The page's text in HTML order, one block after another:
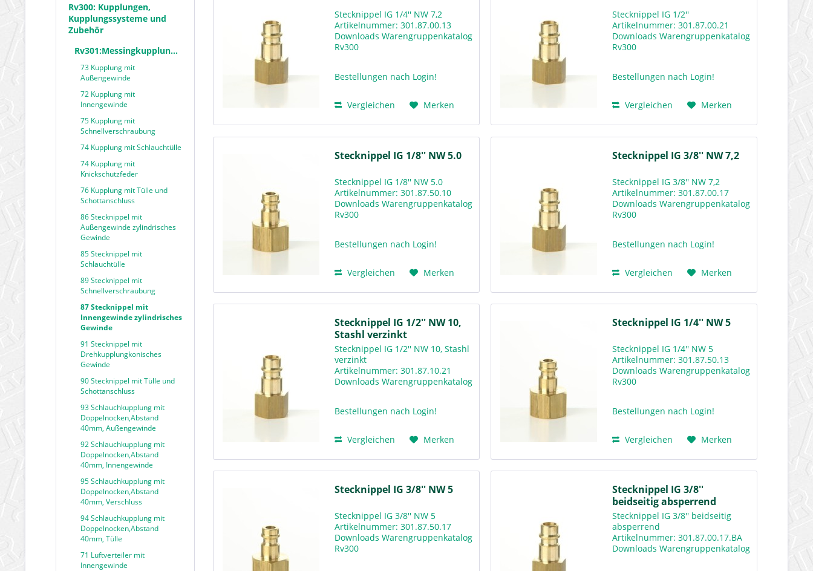
Rv300: Kupplungen,
Kupplungssysteme und
Zubehör
Rv301:Messingkupplungen
73 Kupplung mit
Außengewinde
72 Kupplung mit
Innengewinde
75 Kupplung mit
Schnellverschraubung
74 Kupplung mit Schlauchtülle
74 Kupplung mit
Knickschutzfeder
76 Kupplung mit Tülle und
Schottanschluss
86 Stecknippel mit
Außengewinde zylindrisches
Gewinde
85 Stecknippel mit
Schlauchtülle
89 Stecknippel mit
Schnellverschraubung
87 Stecknippel mit
Innengewinde zylindrisches
Gewinde
91 Stecknippel mit
Drehkupplungkonisches
Gewinde
90 Stecknippel mit Tülle und
Schottanschluss
93 Schlauchkupplung mit
Doppelnocken,Abstand
40mm, Außengewinde
92 Schlauchkupplung mit
Doppelnocken,Abstand
40mm, Innengewinde
95 Schlauchkupplung mit
Doppelnocken,Abstand
40mm, Verschluss
94 Schlauchkupplung mit
Doppelnocken,Abstand
40mm, Tülle
71 Luftverteiler mit
Innengewinde
Stecknippel IG 1/4'' NW 7,2
Artikelnummer: 301.87.00.13
Downloads Warengruppenkatalog
Rv300
Bestellungen nach Login!
Vergleichen Merken
Stecknippel IG 1/2''
Artikelnummer: 301.87.00.21
Downloads Warengruppenkatalog
Rv300
Bestellungen nach Login!
Vergleichen Merken
Stecknippel IG 1/8'' NW 5.0
Stecknippel IG 1/8'' NW 5.0
Artikelnummer: 301.87.50.10
Downloads Warengruppenkatalog
Rv300
Bestellungen nach Login!
Vergleichen Merken
Stecknippel IG 3/8'' NW 7,2
Stecknippel IG 3/8'' NW 7,2
Artikelnummer: 301.87.00.17
Downloads Warengruppenkatalog
Rv300
Bestellungen nach Login!
Vergleichen Merken
Stecknippel IG 1/2'' NW 10,
Stashl verzinkt
Stecknippel IG 1/2'' NW 10, Stashl
verzinkt
Artikelnummer: 301.87.10.21
Downloads Warengruppenkatalog
Bestellungen nach Login!
Vergleichen Merken
Stecknippel IG 1/4'' NW 5
Stecknippel IG 1/4'' NW 5
Artikelnummer: 301.87.50.13
Downloads Warengruppenkatalog
Rv300
Bestellungen nach Login!
Vergleichen Merken
Stecknippel IG 3/8'' NW 5
Stecknippel IG 3/8'' NW 5
Artikelnummer: 301.87.50.17
Downloads Warengruppenkatalog
Rv300
Stecknippel IG 3/8''
beidseitig absperrend
Stecknippel IG 3/8'' beidseitig
absperrend
Artikelnummer: 301.87.00.17.BA
Downloads Warengruppenkatalog